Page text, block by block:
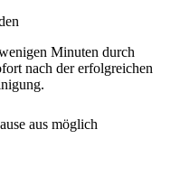
Minuten durch
nach der erfolgreichen
aus möglich